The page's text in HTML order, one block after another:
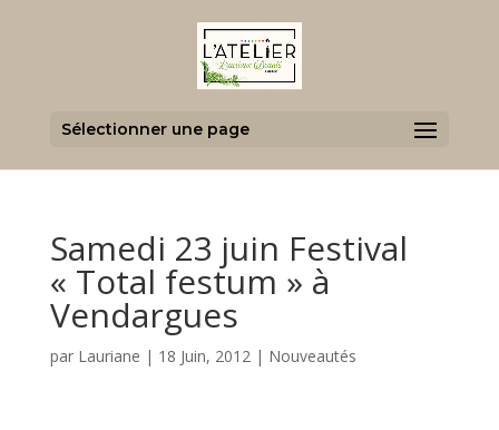
Sélectionner une page
Samedi 23 juin Festival
« Total festum » à
Vendargues
par Lauriane | 18 Juin, 2012| Nouveautés